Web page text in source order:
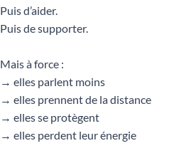
Puis d’aider.
Puis de supporter.
Mais à force :
→ elles parlent moins
→ elles prennent de la distance
→ elles se protègent
→ elles perdent leur énergie